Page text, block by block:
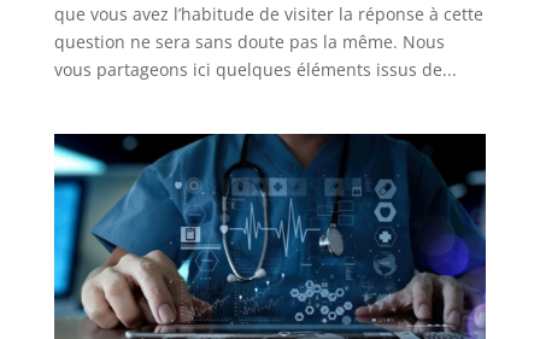
que vous avez l’habitude de visiter la réponse à cette
question ne sera sans doute pas la même. Nous
vous partageons ici quelques éléments issus de...